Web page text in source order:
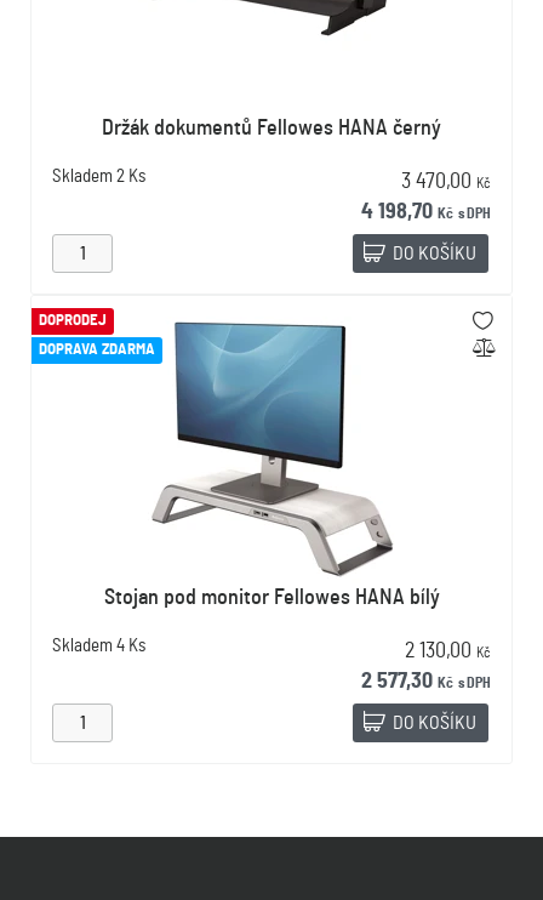
Držák dokumentů Fellowes HANA černý
Skladem 2 Ks 3 470,00 Kč
4 198,70 Kč s DPH
DO KOŠÍKU
DOPRODEJ
DOPRAVA ZDARMA
Stojan pod monitor Fellowes HANA bílý
Skladem 4 Ks 2 130,00 Kč
2 577,30 Kč s DPH
DO KOŠÍKU